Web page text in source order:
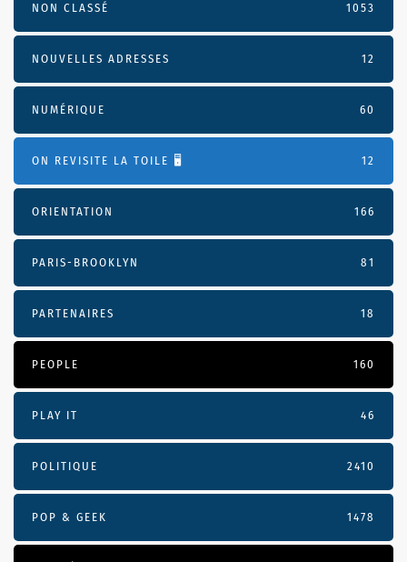
NON CLASSÉ 1053
NOUVELLES ADRESSES 12
NUMÉRIQUE 60
ON REVISITE LA TOILE 🖥️ 12
ORIENTATION 166
PARIS-BROOKLYN 81
PARTENAIRES 18
PEOPLE 160
PLAY IT 46
POLITIQUE 2410
POP & GEEK 1478